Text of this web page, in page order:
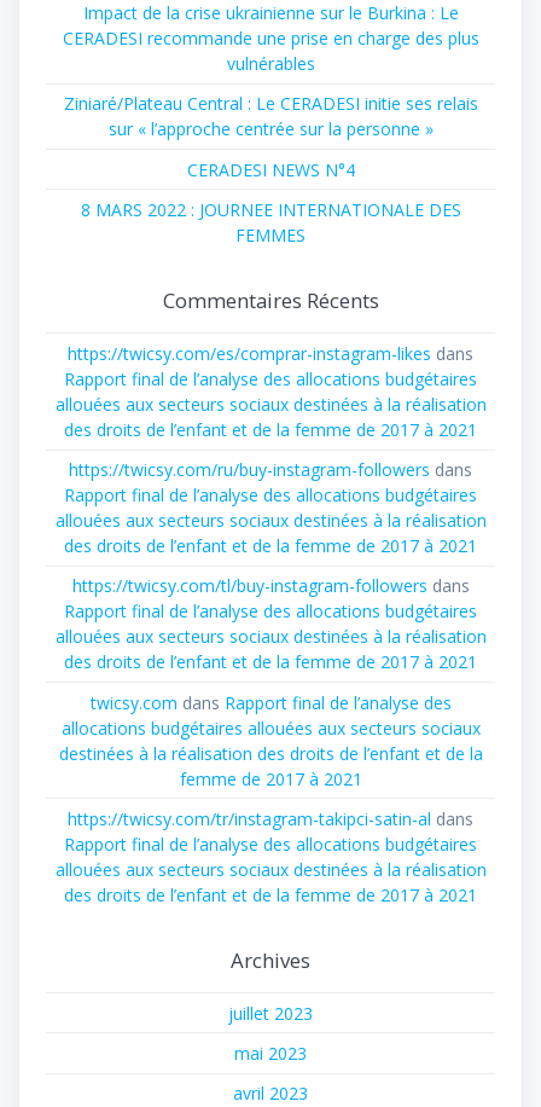
Impact de la crise ukrainienne sur le Burkina : Le
CERADESI recommande une prise en charge des plus
vulnérables
Ziniaré/Plateau Central : Le CERADESI initie ses relais
sur « l’approche centrée sur la personne »
CERADESI NEWS N°4
8 MARS 2022 : JOURNEE INTERNATIONALE DES
FEMMES
Commentaires Récents
https://twicsy.com/es/comprar-instagram-likes dans
Rapport final de l’analyse des allocations budgétaires
allouées aux secteurs sociaux destinées à la réalisation
des droits de l’enfant et de la femme de 2017 à 2021
https://twicsy.com/ru/buy-instagram-followers dans
Rapport final de l’analyse des allocations budgétaires
allouées aux secteurs sociaux destinées à la réalisation
des droits de l’enfant et de la femme de 2017 à 2021
https://twicsy.com/tl/buy-instagram-followers dans
Rapport final de l’analyse des allocations budgétaires
allouées aux secteurs sociaux destinées à la réalisation
des droits de l’enfant et de la femme de 2017 à 2021
twicsy.com dans Rapport final de l’analyse des
allocations budgétaires allouées aux secteurs sociaux
destinées à la réalisation des droits de l’enfant et de la
femme de 2017 à 2021
https://twicsy.com/tr/instagram-takipci-satin-al dans
Rapport final de l’analyse des allocations budgétaires
allouées aux secteurs sociaux destinées à la réalisation
des droits de l’enfant et de la femme de 2017 à 2021
Archives
juillet 2023
mai 2023
avril 2023